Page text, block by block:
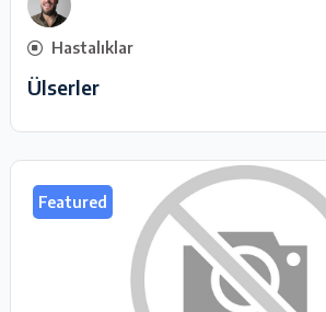
Hastalıklar
Ülserler
Featured